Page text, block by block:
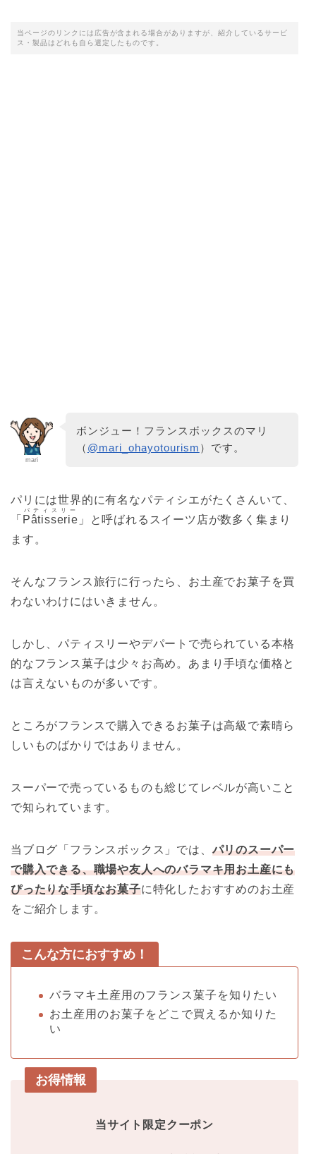
当ページのリンクには広告が含まれる場合がありますが、紹介しているサービ
ス・製品はどれも自ら選定したものです。
mari
ボンジュー！フランスボックスのマリ
（ @mari_ohayotourism ）です。
パリには世界的に有名なパティシエがたくさんいて、
「 Pâtisserie
パティスリー
」と呼ばれるスイーツ店が数多く集まり
ます。
そんなフランス旅行に行ったら、お土産でお菓子を買
わないわけにはいきません。
しかし、パティスリーやデパートで売られている本格
的なフランス菓子は少々お高め。あまり手頃な価格と
は言えないものが多いです。
ところがフランスで購入できるお菓子は高級で素晴ら
しいものばかりではありません。
スーパーで売っているものも総じてレベルが高いこと
で知られています。
当ブログ「フランスボックス」では、 パリのスーパー
で購入できる、職場や友人へのバラマキ用お土産にも
ぴったりな手頃なお菓子に特化したおすすめのお土産
をご紹介します。
こんな方におすすめ！
バラマキ土産用のフランス菓子を知りたい
お土産用のお菓子をどこで買えるか知りた
い
お得情報
当サイト限定クーポン